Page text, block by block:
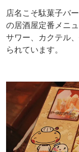
店名こそ駄菓子バ
の居酒屋定番メニ
サワー、カクテル
られています。